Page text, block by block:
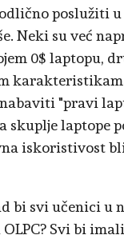
odlično poslužiti
Neki su već
0$ laptopu,
"pravi
skuplje laptope
iskoristivost
bi svi učenici u
Svi bi